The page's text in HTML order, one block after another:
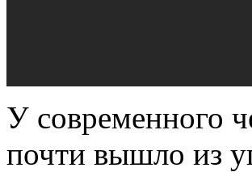
У современного
почти вышло из